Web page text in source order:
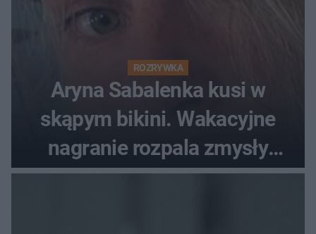
ROZRYWKA
Aryna Sabalenka kusi w
skąpym bikini. Wakacyjne
nagranie rozpala zmysły
fanów